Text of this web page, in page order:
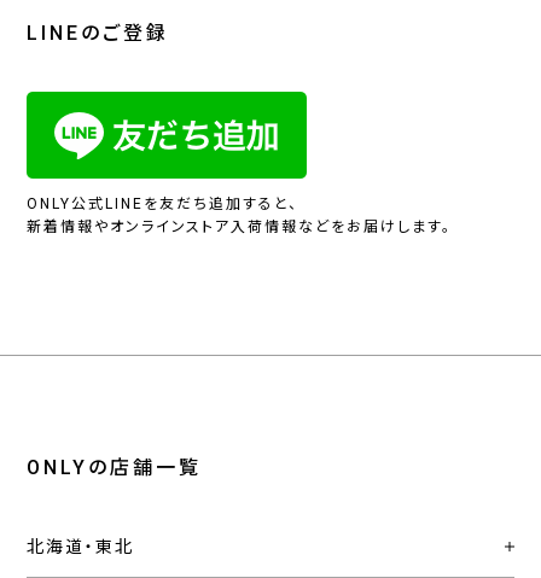
LINEのご登録
ONLY公式LINEを友だち追加すると、
新着情報やオンラインストア入荷情報などをお届けします。
ONLYの店舗一覧
北海道・東北